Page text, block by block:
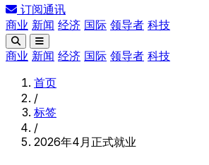
订阅通讯
商业 新闻 经济 国际 领导者 科技
商业 新闻 经济 国际 领导者 科技
首页
/
标签
/
2026年4月正式就业